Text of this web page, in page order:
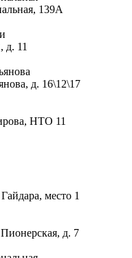
139А
д. 11
д. 16\12\17
НТО 11
место 1
д. 7